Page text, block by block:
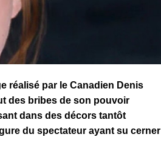
réalisé par le Canadien Denis
des bribes de son pouvoir
dans des décors tantôt
du spectateur ayant su cerner